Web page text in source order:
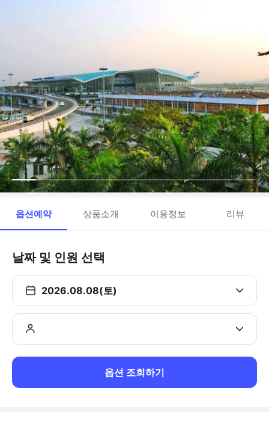
옵션예약 상품소개 이용정보 리뷰
날짜 및 인원 선택
2026.08.08(토)
옵션 조회하기